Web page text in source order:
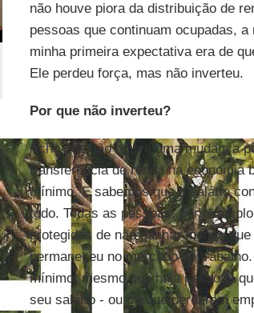
não houve piora da distribuição de
pessoas que continuam ocupadas,
minha primeira expectativa era de
Ele perdeu força, mas não inverteu.
Por que não inverteu?
Acho que não houve uma mudança
transferência de renda na economia
mínimo. E sabemos que o salário
todo. Todas as pessoas, por
protegidas de não ganhar menos
permaneceu no mercado de
mínimo, mesmo que haja pessoas
seu salário - ou porque perderam